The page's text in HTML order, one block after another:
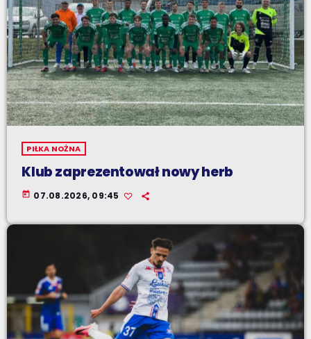
PIŁKA NOŻNA
Klub zaprezentował nowy herb
today 07.08.2026, 09:45